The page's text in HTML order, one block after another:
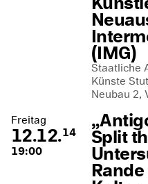
(IMG)
Staatliche
Künste
Neubau 2,
Freitag
12.12.14
19:00
Split